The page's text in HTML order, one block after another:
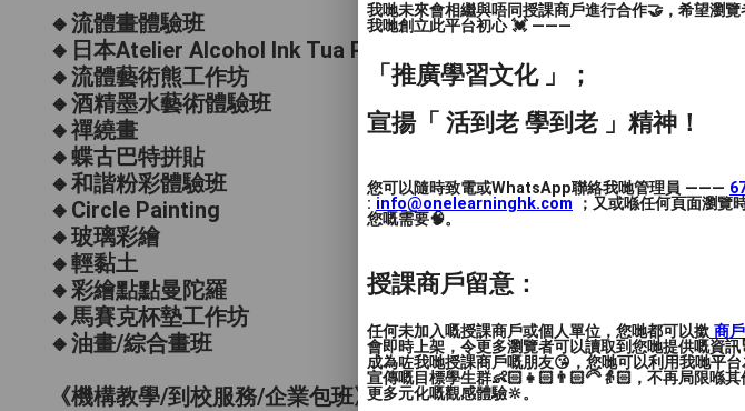
🔸流體畫體驗班
🔸日本Atelier Alcohol Ink Tua Plus One酒精墨水畫師資認證課程
🔸流體藝術熊工作坊
🔸酒精墨水藝術體驗班
🔸禪繞畫
🔸蝶古巴特拼貼
🔸和諧粉彩體驗班
🔸Circle Painting
🔸玻璃彩繪
🔸輕黏土
🔸彩繪點點曼陀羅
🔸馬賽克杯墊工作坊
🔸油畫/綜合畫班
《機構教學/到校服務/企業包班》
我哋未來會相繼與唔同授課商戶進行合作🤝，希望瀏
我哋創立此平台初心 💓 ———
「推廣學習文化 」；
宣揚「 活到老 學到老 」精神！
您可以隨時致電或WhatsApp聯絡我哋管理員 ———
: info@onelearninghk.com ；又或喺任何頁面瀏
您嘅需要🧠。
授課商戶留意：
任何未加入嘅授課商戶或個人單位，您哋都可以撳 商
會即時上架，令更多瀏覽者可以讀取到您哋提供嘅資
成為咗我哋授課商戶嘅朋友😘，您哋可以利用我哋平
宣傳嘅目標學生群👶🏻👧🏻👨🏻‍🦳👵🏻，不再局限喺
更多元化嘅觀感體驗🔆。